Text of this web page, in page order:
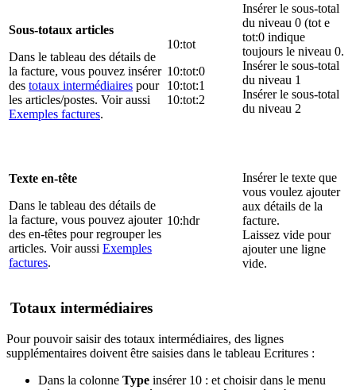
Sous-totaux articles
Dans le tableau des détails de
la facture, vous pouvez insérer
des totaux intermédiaires pour
les articles/postes. Voir aussi
Exemples factures.
10:tot
10:tot:0
10:tot:1
10:tot:2
Insérer le sous-total
du niveau 0 (tot e
tot:0 indique
toujours le niveau 0.
Insérer le sous-total
du niveau 1
Insérer le sous-total
du niveau 2
Texte en-tête
Dans le tableau des détails de
la facture, vous pouvez ajouter
des en-têtes pour regrouper les
articles. Voir aussi Exemples
factures.
10:hdr
Insérer le texte que
vous voulez ajouter
aux détails de la
facture.
Laissez vide pour
ajouter une ligne
vide.
Totaux intermédiaires
Pour pouvoir saisir des totaux intermédiaires, des lignes
supplémentaires doivent être saisies dans le tableau Ecritures :
Dans la colonne Type insérer 10 : et choisir dans le menu